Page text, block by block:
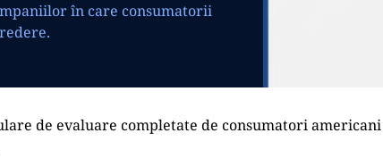
în care consumatorii
de evaluare completate de consumatori